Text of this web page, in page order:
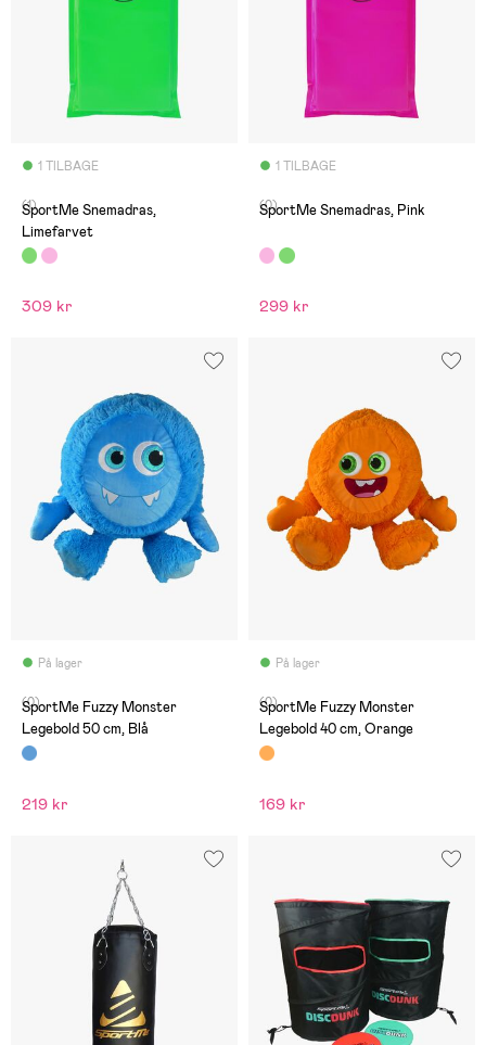
1 TILBAGE
(1)
SportMe Snemadras,
Limefarvet
309 kr
1 TILBAGE
(0)
SportMe Snemadras, Pink
299 kr
På lager
(0)
SportMe Fuzzy Monster
Legebold 50 cm, Blå
219 kr
På lager
(0)
SportMe Fuzzy Monster
Legebold 40 cm, Orange
169 kr